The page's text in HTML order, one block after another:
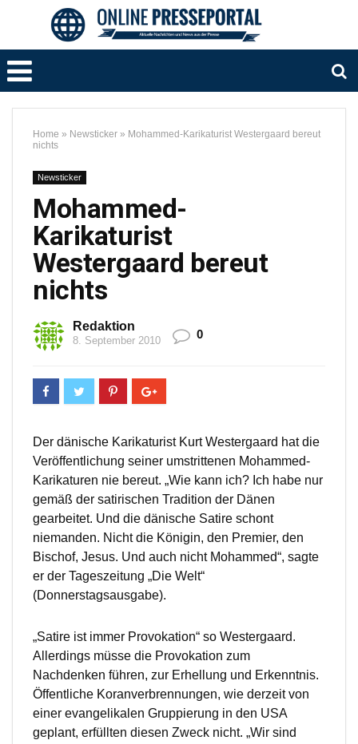
Home » Newsticker » Mohammed-Karikaturist Westergaard bereut
nichts
Newsticker
Mohammed-
Karikaturist
Westergaard bereut
nichts
Redaktion
8. September 2010 0
Der dänische Karikaturist Kurt Westergaard hat die
Veröffentlichung seiner umstrittenen Mohammed-
Karikaturen nie bereut. „Wie kann ich? Ich habe nur
gemäß der satirischen Tradition der Dänen
gearbeitet. Und die dänische Satire schont
niemanden. Nicht die Königin, den Premier, den
Bischof, Jesus. Und auch nicht Mohammed“, sagte
er der Tageszeitung „Die Welt“
(Donnerstagsausgabe).
„Satire ist immer Provokation“ so Westergaard.
Allerdings müsse die Provokation zum
Nachdenken führen, zur Erhellung und Erkenntnis.
Öffentliche Koranverbrennungen, wie derzeit von
einer evangelikalen Gruppierung in den USA
geplant, erfüllten diesen Zweck nicht. „Wir sind